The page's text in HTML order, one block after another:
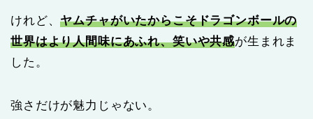
けれど、ヤムチャがいたからこそドラゴンボールの
世界はより人間味にあふれ、笑いや共感が生まれま
した。
強さだけが魅力じゃない。